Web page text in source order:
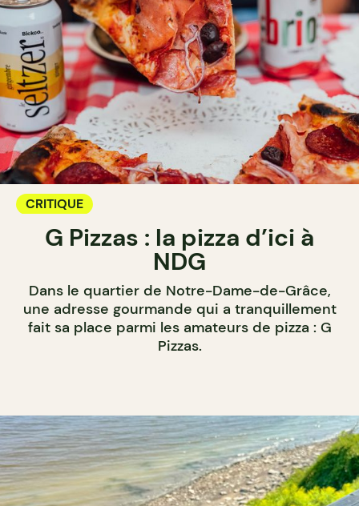
CRITIQUE
G Pizzas : la pizza d’ici à
NDG
Dans le quartier de Notre-Dame-de-Grâce,
une adresse gourmande qui a tranquillement
fait sa place parmi les amateurs de pizza : G
Pizzas.